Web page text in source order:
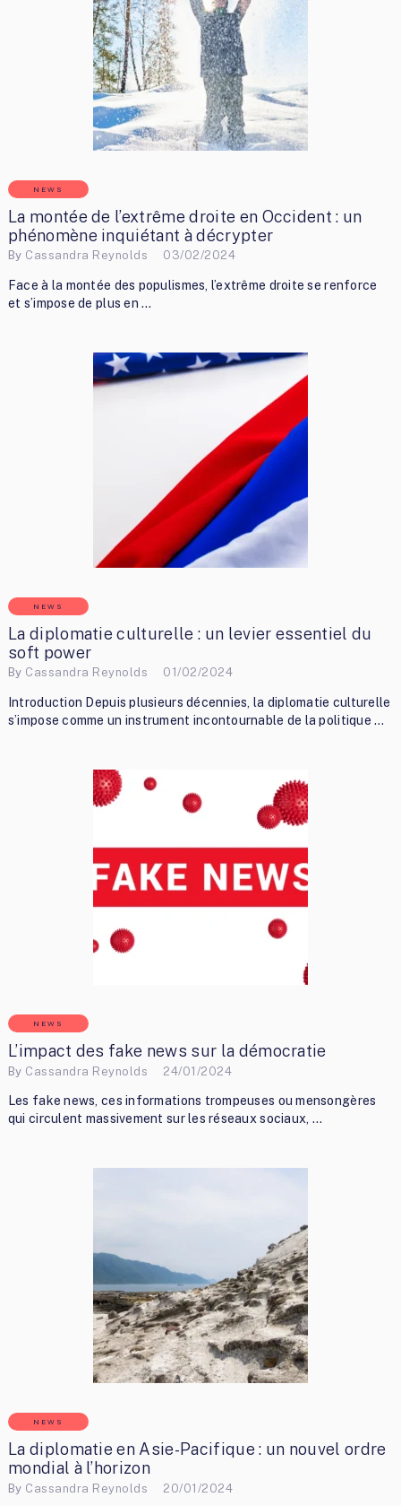
NEWS
La montée de l’extrême droite en Occident : un
phénomène inquiétant à décrypter
By Cassandra Reynolds 03/02/2024
Face à la montée des populismes, l’extrême droite se renforce
et s’impose de plus en …
NEWS
La diplomatie culturelle : un levier essentiel du
soft power
By Cassandra Reynolds 01/02/2024
Introduction Depuis plusieurs décennies, la diplomatie culturelle
s’impose comme un instrument incontournable de la politique …
NEWS
L’impact des fake news sur la démocratie
By Cassandra Reynolds 24/01/2024
Les fake news, ces informations trompeuses ou mensongères
qui circulent massivement sur les réseaux sociaux, …
NEWS
La diplomatie en Asie-Pacifique : un nouvel ordre
mondial à l’horizon
By Cassandra Reynolds 20/01/2024